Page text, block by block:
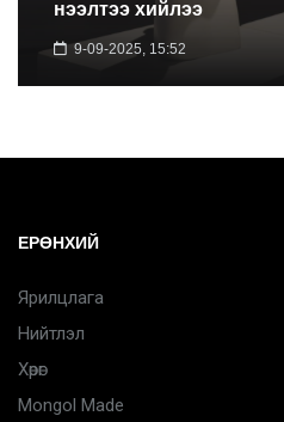
нээлтээ хийлээ
9-09-2025, 15:52
ЕРӨНХИЙ
Ярилцлага
Нийтлэл
Хөрөг
Mongol Made